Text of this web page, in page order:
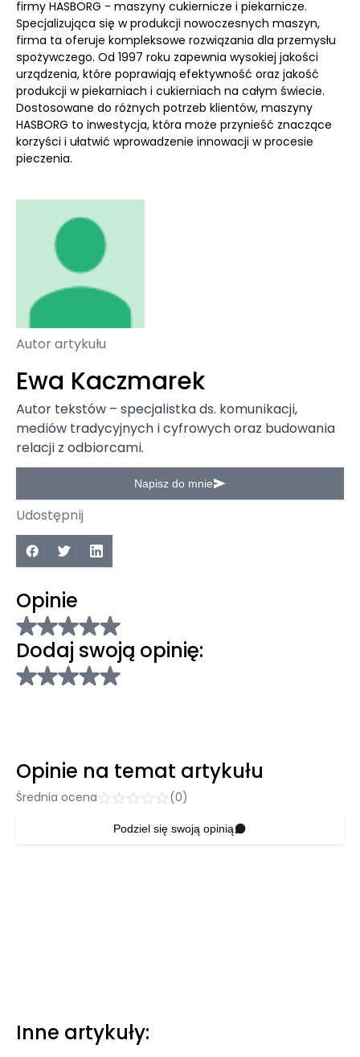
firmy HASBORG - maszyny cukiernicze i piekarnicze.
Specjalizująca się w produkcji nowoczesnych maszyn,
firma ta oferuje kompleksowe rozwiązania dla przemysłu
spożywczego. Od 1997 roku zapewnia wysokiej jakości
urządzenia, które poprawiają efektywność oraz jakość
produkcji w piekarniach i cukierniach na całym świecie.
Dostosowane do różnych potrzeb klientów, maszyny
HASBORG to inwestycja, która może przynieść znaczące
korzyści i ułatwić wprowadzenie innowacji w procesie
pieczenia.
Autor artykułu
Ewa Kaczmarek
Autor tekstów – specjalistka ds. komunikacji,
mediów tradycyjnych i cyfrowych oraz budowania
relacji z odbiorcami.
Napisz do mnie
Udostępnij
Opinie
Dodaj swoją opinię:
Opinie na temat artykułu
Średnia ocena (0)
Podziel się swoją opinią
Inne artykuły: